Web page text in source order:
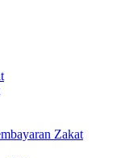
Zakat